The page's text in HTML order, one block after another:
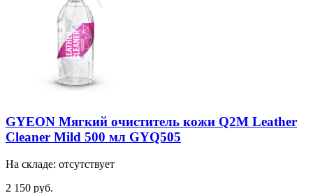
GYEON Мягкий очиститель кожи Q2M Leather
Cleaner Mild 500 мл GYQ505
На складе: отсутствует
2 150 руб.